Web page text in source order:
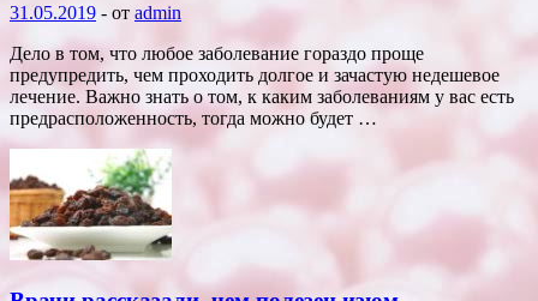
31.05.2019 - от admin
Дело в том, что любое заболевание гораздо проще
предупредить, чем проходить долгое и зачастую недешевое
лечение. Важно знать о том, к каким заболеваниям у вас есть
предрасположенность, тогда можно будет …